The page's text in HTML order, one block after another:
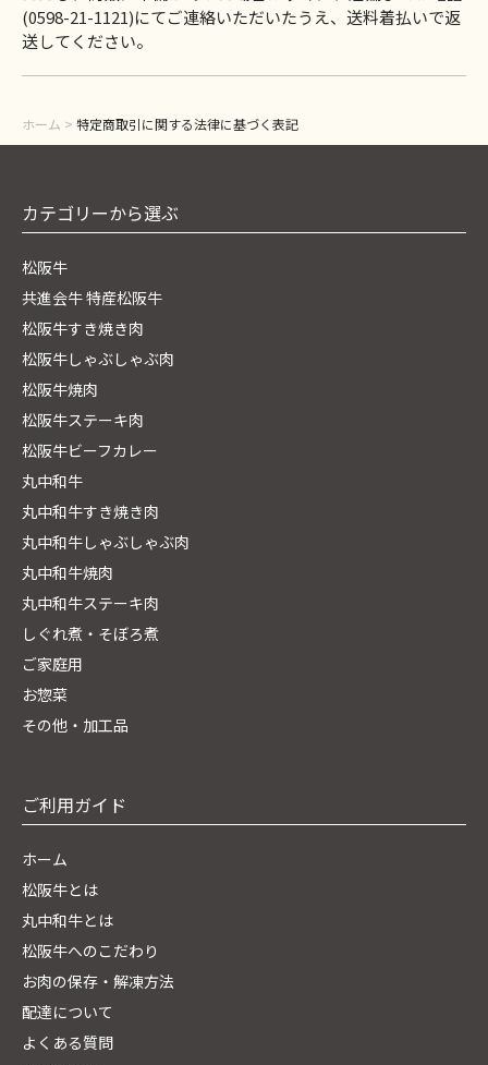
(0598-21-1121)にてご連絡いただいたうえ、送料着払いで返
送してください。
ホーム > 特定商取引に関する法律に基づく表記
カテゴリーから選ぶ
松阪牛
共進会牛 特産松阪牛
松阪牛すき焼き肉
松阪牛しゃぶしゃぶ肉
松阪牛焼肉
松阪牛ステーキ肉
松阪牛ビーフカレー
丸中和牛
丸中和牛すき焼き肉
丸中和牛しゃぶしゃぶ肉
丸中和牛焼肉
丸中和牛ステーキ肉
しぐれ煮・そぼろ煮
ご家庭用
お惣菜
その他・加工品
ご利用ガイド
ホーム
松阪牛とは
丸中和牛とは
松阪牛へのこだわり
お肉の保存・解凍方法
配達について
よくある質問